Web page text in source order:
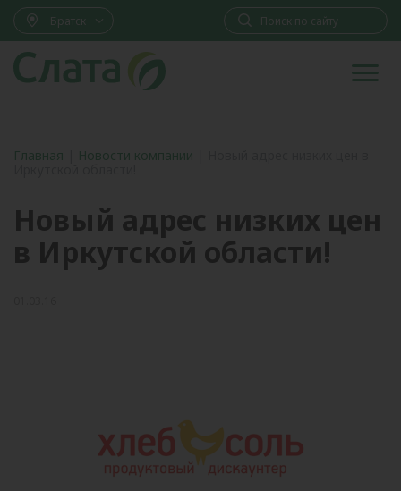
Братск
Главная Новости компании
Новый адрес низких цен
в Иркутской области!